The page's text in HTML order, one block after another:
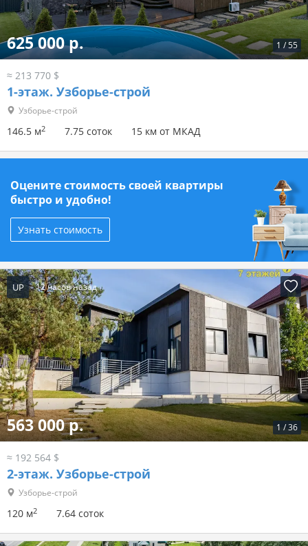
1 /55
625 000 р.
≈ 213 770 $
1-этаж. Узборье-строй
Узборье-строй
146.5 м2 7.75 соток 15 км от МКАД
Оцените стоимость своей квартиры
быстро и удобно!
Узнать стоимость
UP 12 часов назад
1 /36
563 000 р.
≈ 192 564 $
2-этаж. Узборье-строй
Узборье-строй
120 м2 7.64 соток